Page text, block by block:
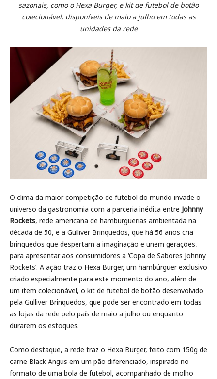
sazonais, como o Hexa Burger, e kit de futebol de botão
colecionável, disponíveis de maio a julho em todas as
unidades da rede
O clima da maior competição de futebol do mundo invade o
universo da gastronomia com a parceria inédita entre Johnny
Rockets, rede americana de hamburguerias ambientada na
década de 50, e a Gulliver Brinquedos, que há 56 anos cria
brinquedos que despertam a imaginação e unem gerações,
para apresentar aos consumidores a ‘Copa de Sabores Johnny
Rockets’. A ação traz o Hexa Burger, um hambúrguer exclusivo
criado especialmente para este momento do ano, além de
um item colecionável, o kit de futebol de botão desenvolvido
pela Gulliver Brinquedos, que pode ser encontrado em todas
as lojas da rede pelo país de maio a julho ou enquanto
durarem os estoques.
Como destaque, a rede traz o Hexa Burger, feito com 150g de
carne Black Angus em um pão diferenciado, inspirado no
formato de uma bola de futebol, acompanhado de molho